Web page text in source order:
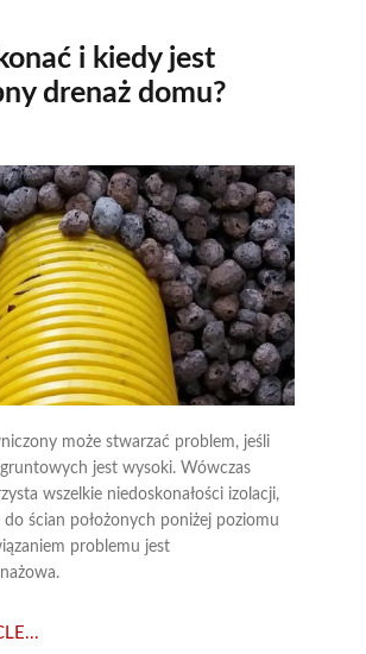
i kiedy jest
drenaż domu?
może stwarzać problem, jeśli
jest wysoki. Wówczas
wszelkie niedoskonałości izolacji,
do ścian położonych poniżej poziomu
problemu jest